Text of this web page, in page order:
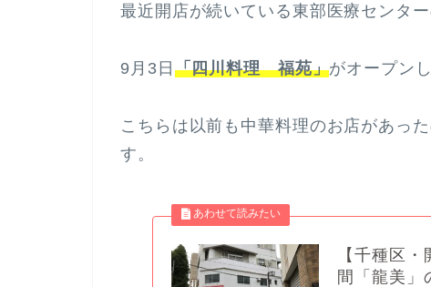
最近開店が続いている東部医療センタ
9月3日 「四川料理 福苑」がオープン
こちらは以前も中華料理のお店があっ
す。
【千種区
間「龍美」